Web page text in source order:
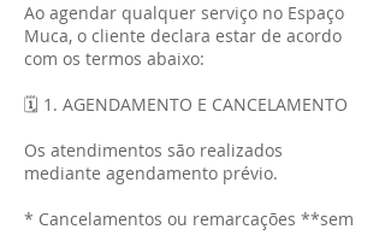
Ao agendar qualquer serviço no Espaço
Muca, o cliente declara estar de acordo
com os termos abaixo:
🗓️ 1. AGENDAMENTO E CANCELAMENTO
Os atendimentos são realizados
mediante agendamento prévio.
* Cancelamentos ou remarcações **sem